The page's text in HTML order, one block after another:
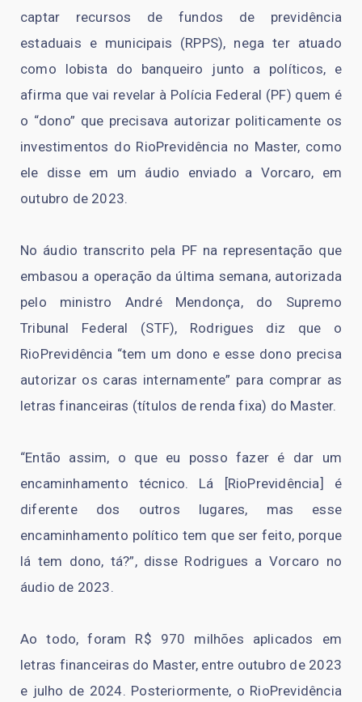
captar recursos de fundos de previdência
estaduais e municipais (RPPS), nega ter atuado
como lobista do banqueiro junto a políticos, e
afirma que vai revelar à Polícia Federal (PF) quem é
o “dono” que precisava autorizar politicamente os
investimentos do RioPrevidência no Master, como
ele disse em um áudio enviado a Vorcaro, em
outubro de 2023.
No áudio transcrito pela PF na representação que
embasou a operação da última semana, autorizada
pelo ministro André Mendonça, do Supremo
Tribunal Federal (STF), Rodrigues diz que o
RioPrevidência “tem um dono e esse dono precisa
autorizar os caras internamente” para comprar as
letras financeiras (títulos de renda fixa) do Master.
“Então assim, o que eu posso fazer é dar um
encaminhamento técnico. Lá [RioPrevidência] é
diferente dos outros lugares, mas esse
encaminhamento político tem que ser feito, porque
lá tem dono, tá?”, disse Rodrigues a Vorcaro no
áudio de 2023.
Ao todo, foram R$ 970 milhões aplicados em
letras financeiras do Master, entre outubro de 2023
e julho de 2024. Posteriormente, o RioPrevidência